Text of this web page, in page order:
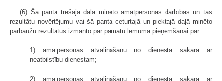
(6) Šā panta trešajā daļā minēto amatpersonas darbības un tās
rezultātu novērtējumu vai šā panta ceturtajā un piektajā daļā minēto
pārbaužu rezultātus izmanto par pamatu lēmuma pieņemšanai par:
1) amatpersonas atvaļināšanu no dienesta sakarā ar
neatbilstību dienestam;
2) amatpersonas atvaļināšanu no dienesta sakarā ar